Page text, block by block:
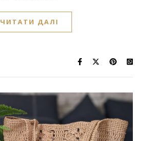
ЧИТАТИ ДАЛІ